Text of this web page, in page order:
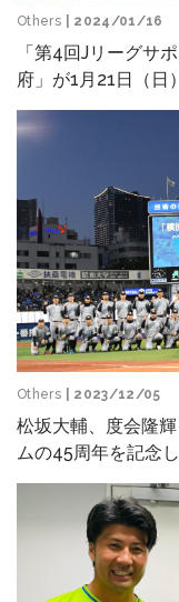
Others | 2024/01/16
「第4回Jリーグサ
府」が1月21日（日
Others | 2023/12/05
松坂大輔、度会隆
ムの45周年を記念